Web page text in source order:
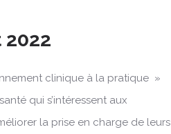
2022
clinique à la pratique »
qui s’intéressent aux
la prise en charge de leurs